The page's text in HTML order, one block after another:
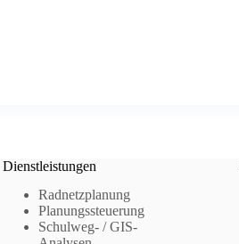
Dienstleistungen
Radnetzplanung
Planungssteuerung
Schulweg- / GIS-